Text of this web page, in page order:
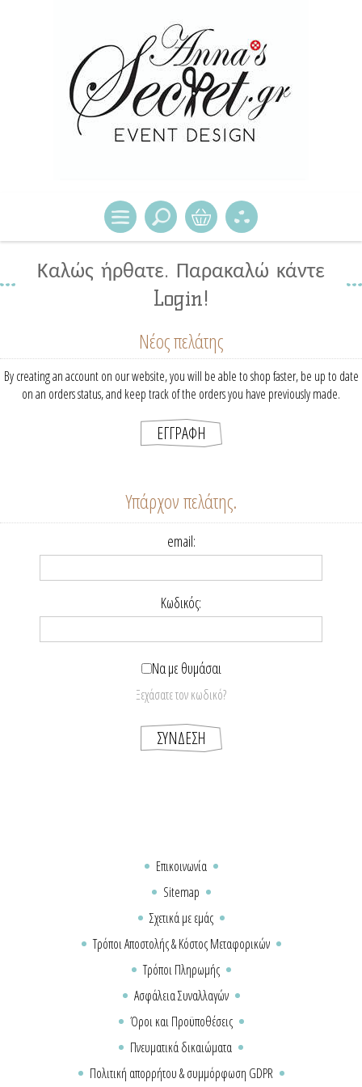
Καλώς ήρθατε. Παρακαλώ κάντε
Login!
Νέος πελάτης
By creating an account on our website, you will be able to shop faster, be up to date
on an orders status, and keep track of the orders you have previously made.
Υπάρχον πελάτης.
email:
Κωδικός:
Να με θυμάσαι
Ξεχάσατε τον κωδικό?
Επικοινωνία
Sitemap
Σχετικά με εμάς
Τρόποι Αποστολής & Κόστος Μεταφορικών
Τρόποι Πληρωμής
Ασφάλεια Συναλλαγών
Όροι και Προϋποθέσεις
Πνευματικά δικαιώματα
Πολιτική απορρήτου & συμμόρφωση GDPR